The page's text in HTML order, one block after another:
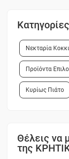
Κατηγορίες
Νεκταρία
Προϊόντα
Κυρίως Πιάτο
Θέλεις να
της